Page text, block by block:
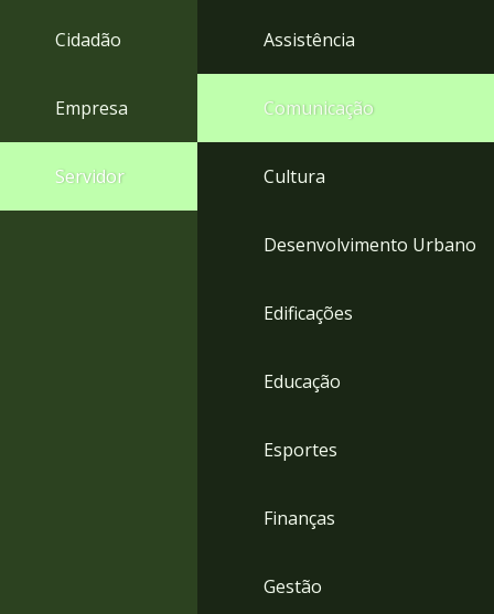
Cidadão
Empresa
Servidor
Assistência
Comunicação
Cultura
Desenvolvimento Urbano
Edificações
Educação
Esportes
Finanças
Gestão